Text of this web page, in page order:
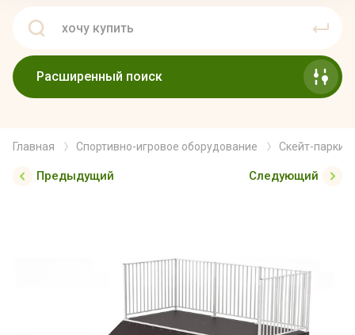
Расширенный поиск
Главная Спортивно-игровое оборудование Скейт-парки
Предыдущий Следующий